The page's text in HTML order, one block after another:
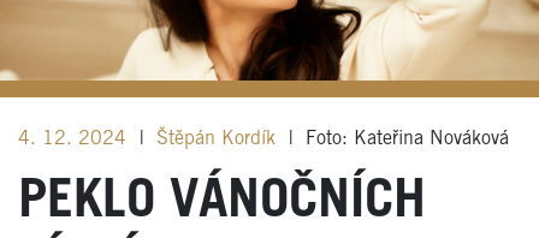
4. 12. 2024 Štěpán Kordík Foto: Kateřina Nováková
PEKLO VÁNOČNÍCH